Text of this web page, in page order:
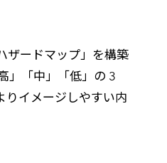
ザードマップ」を構築
」「中」「低」の 3
りイメージしやすい内